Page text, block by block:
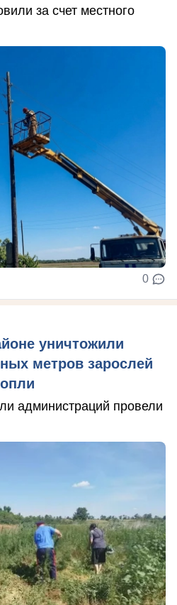
за счет местного
0
уничтожили
метров зарослей
администраций провели